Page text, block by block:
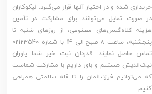
خریداری شده و در اختیار آنها قرار می‌گیرد. نیکوکاران
در صورت تمایل می‌توانند برای مشارکت در تأمین
هزینه کلاه‌گیس‌های مصنوعی، از روزهای شنبه تا
پنجشنبه، ساعت 8 صبح الی 14 با شماره 02123540
تماس حاصل نمایند. قدردان نیت خیر شما یاوران
نیک‌اندیش هستیم و باور داریم با مشارکت شماست
که می‌توانیم فرزندانمان را تا قله سلامتی همراهی
کنیم.